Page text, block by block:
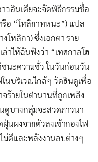
วอินเดียจะจัดพิธีกรรมชื่อ
รือ “โหลิกาทหนะ”) แปล
โหลิกา) ซึ่งเอกตา ราย
าให้ฉันฟังว่า “เทศกาลโฮ
ชนะความชั่ว ในวันก่อนวัน
นบริเวณใกล้ๆ วัดฮินดูเพื่อ
จร้ายในตำนานที่ถูกเพลิง
ดูบางกลุ่มจะสวดภาวนา
นผงจากตัวลงเข้ากองไฟ
ไม่ดีและพลังงานลบต่างๆ